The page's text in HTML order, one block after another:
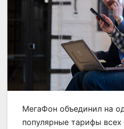
МегаФон объединил на
популярные тарифы всех